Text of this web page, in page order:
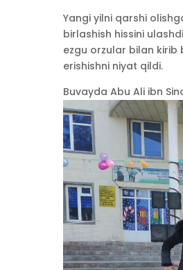
Yangi yilni qarshi
birlashish hissini
ezgu orzular bilan
erishishni niyat qildi.
Buvayda Abu Ali ibn